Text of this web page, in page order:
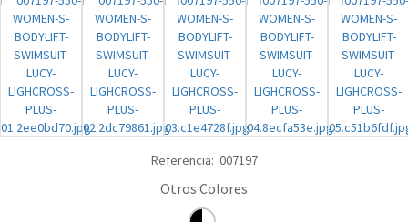
Referencia: 007197